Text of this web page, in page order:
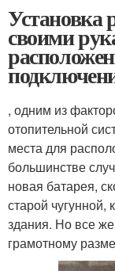
Установка
своими
, одним из
отопительной
места для
большинстве
новая батарея,
старой
здания. Но все
грамотному